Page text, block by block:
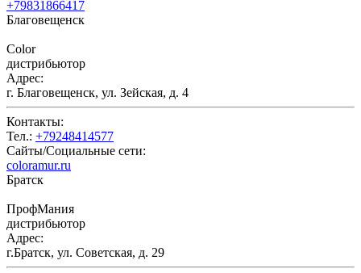
+79831866417
Благовещенск
Color
дистрибьютор
Адрес:
г. Благовещенск, ул. Зейская, д. 4
Контакты:
Тел.: +79248414577
Сайты/Социальные сети:
coloramur.ru
Братск
ПрофМания
дистрибьютор
Адрес:
г.Братск, ул. Советская, д. 29